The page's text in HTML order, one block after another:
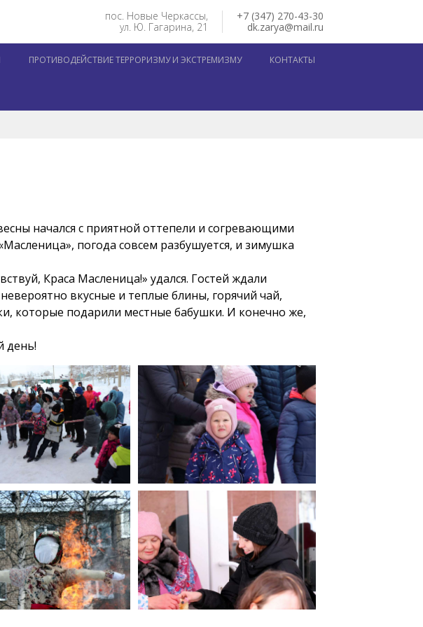
пос. Новые Черкассы,
ул. Ю. Гагарина, 21
+7 (347) 270-43-30
dk.zarya@mail.ru
ПРОТИВОДЕЙСТВИЕ ТЕРРОРИЗМУ И ЭКСТРЕМИЗМУ КОНТАКТЫ
начался с приятной оттепели и согревающими
погода совсем разбушуется, и зимушка
Краса Масленица!» удался. Гостей ждали
вкусные и теплые блины, горячий чай,
которые подарили местные бабушки. И конечно же,
день!